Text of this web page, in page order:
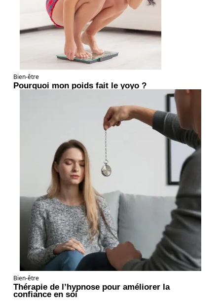
Bien-être
Pourquoi mon poids fait le yoyo ?
Bien-être
Thérapie de l’hypnose pour améliorer la
confiance en soi